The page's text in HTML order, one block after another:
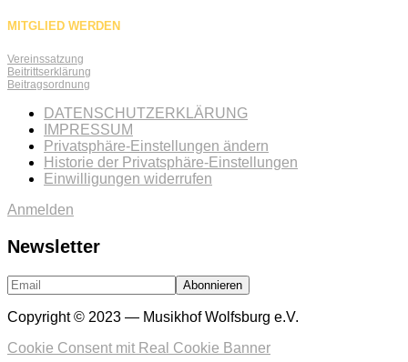
MITGLIED WERDEN
Vereinssatzung
Beitrittserklärung
Beitragsordnung
DATENSCHUTZERKLÄRUNG
IMPRESSUM
Privatsphäre-Einstellungen ändern
Historie der Privatsphäre-Einstellungen
Einwilligungen widerrufen
Anmelden
Newsletter
Copyright © 2023 — Musikhof Wolfsburg e.V.
Cookie Consent mit Real Cookie Banner